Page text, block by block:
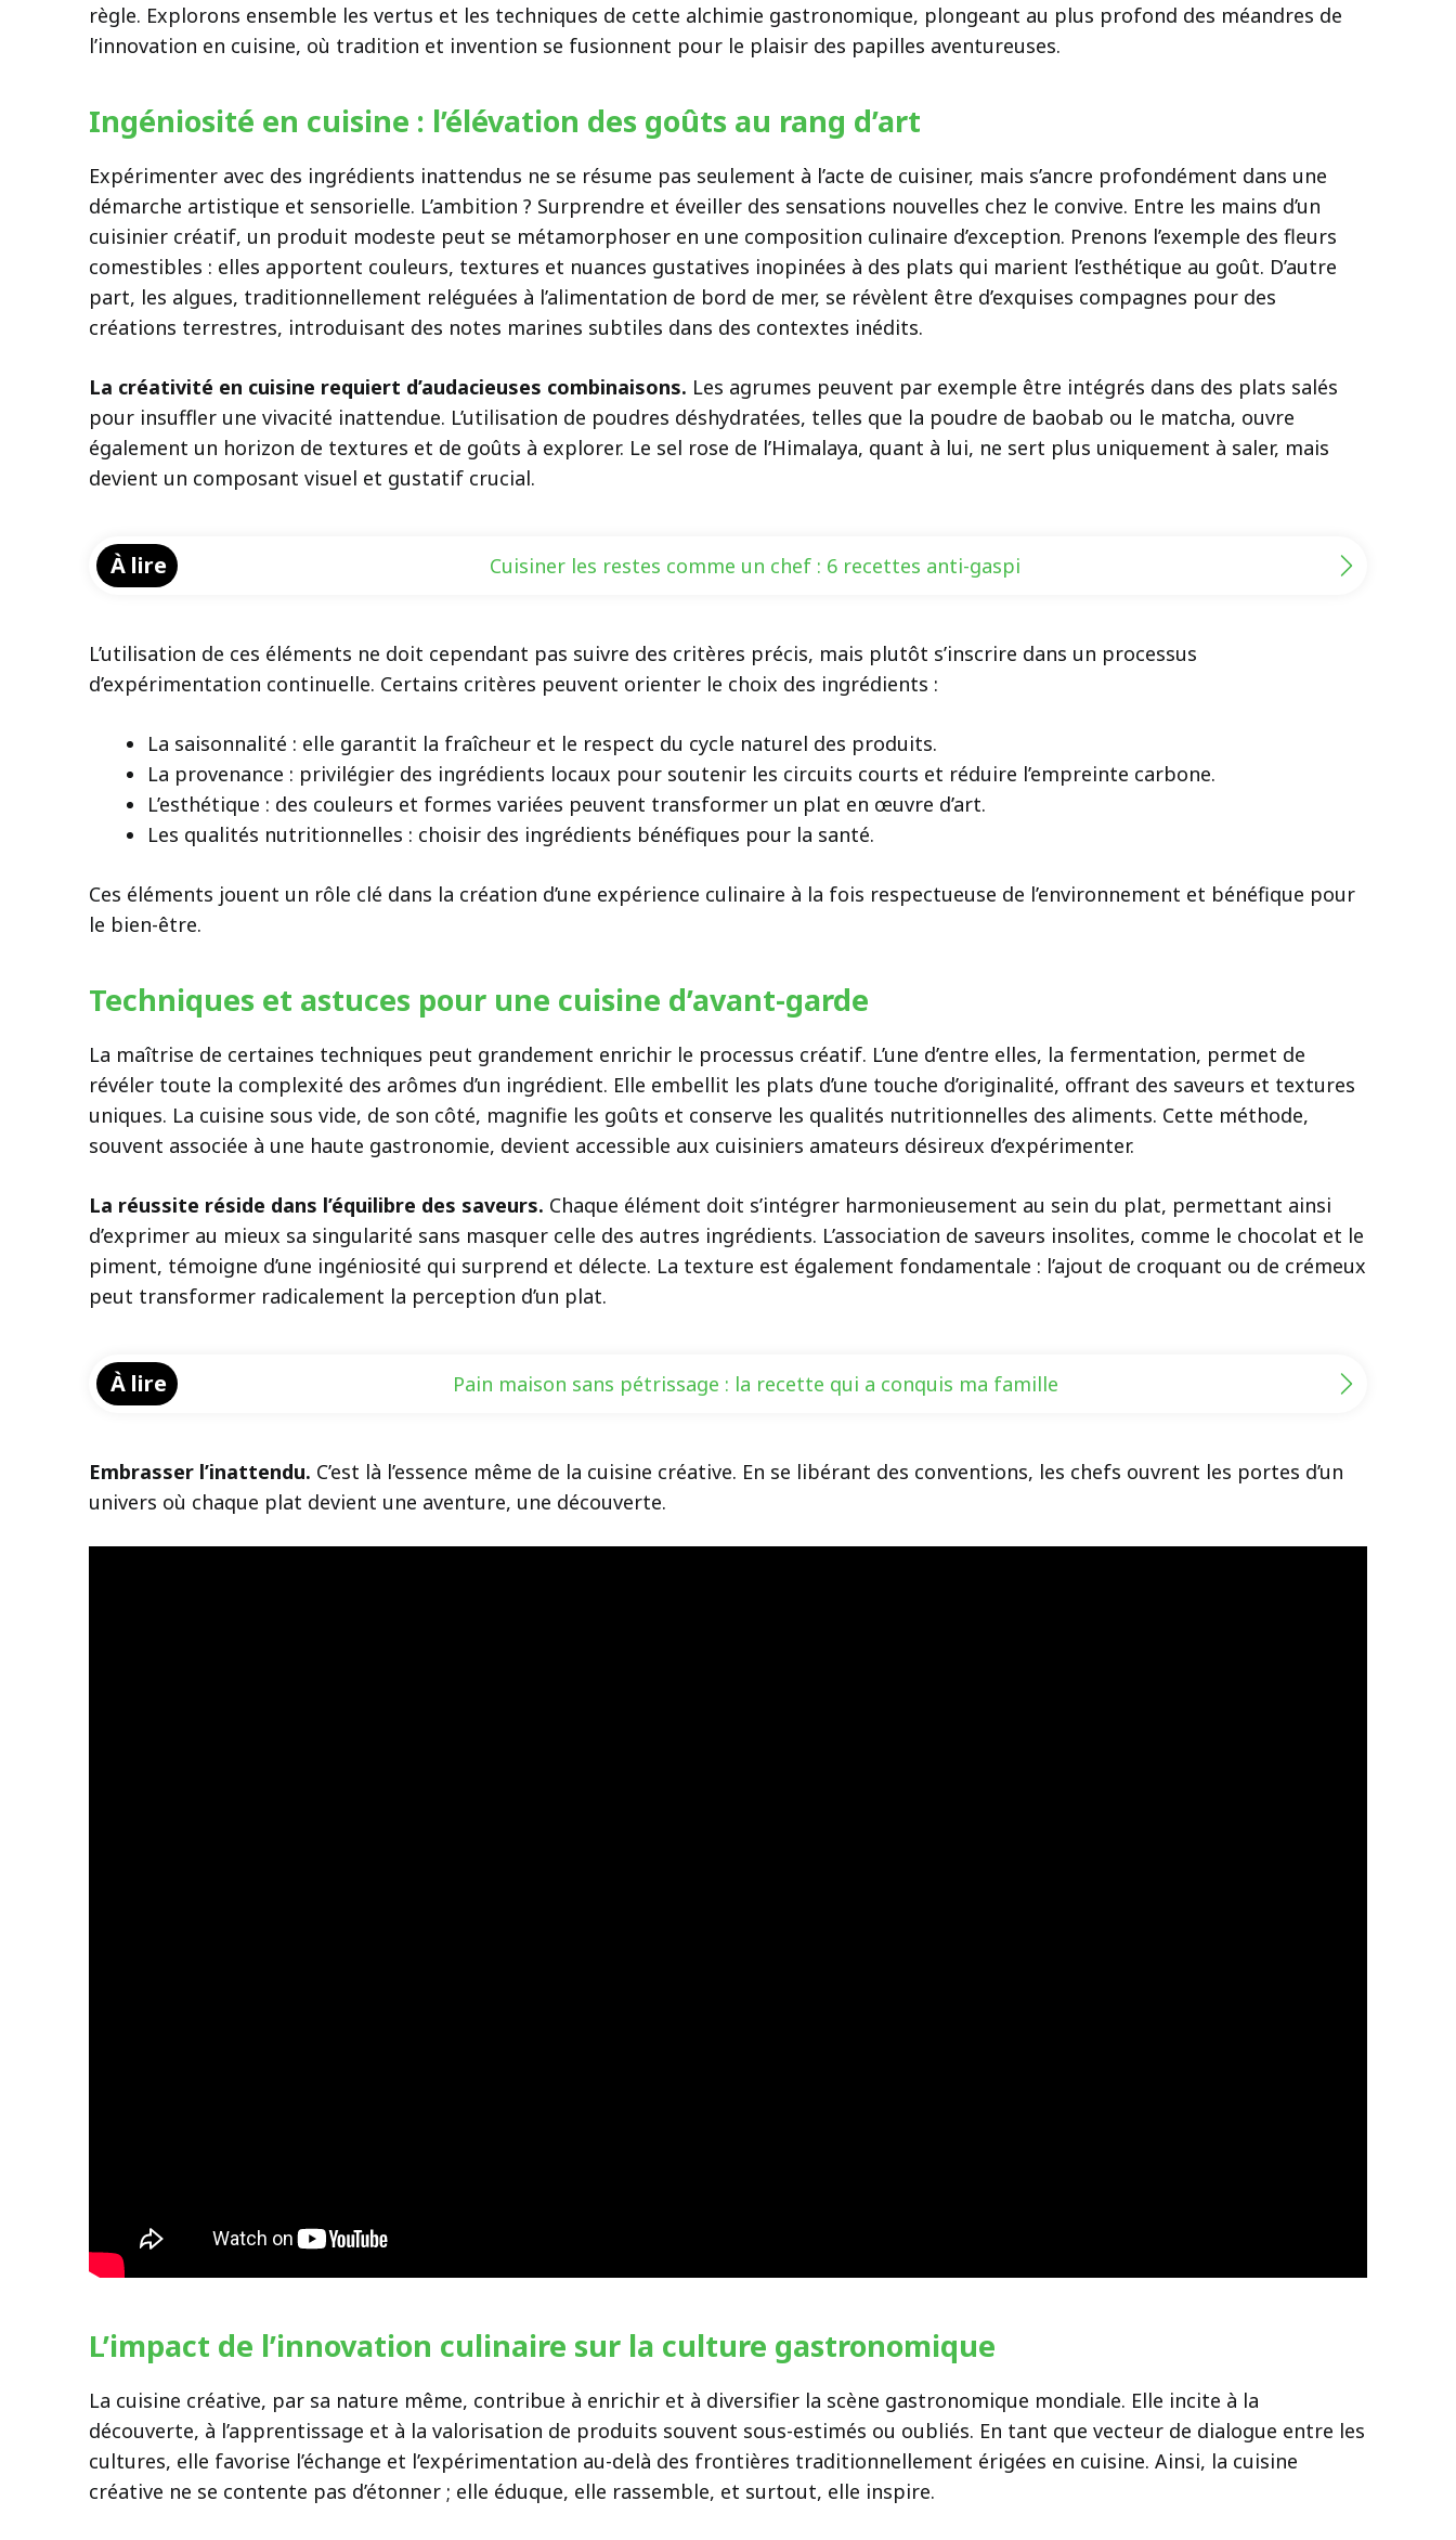
règle. Explorons ensemble les vertus et les techniques de cette alchimie gastronomique, plongeant au plus profond des méandres de
l’innovation en cuisine, où tradition et invention se fusionnent pour le plaisir des papilles aventureuses.
Ingéniosité en cuisine : l’élévation des goûts au rang d’art
Expérimenter avec des ingrédients inattendus ne se résume pas seulement à l’acte de cuisiner, mais s’ancre profondément dans une
démarche artistique et sensorielle. L’ambition ? Surprendre et éveiller des sensations nouvelles chez le convive. Entre les mains d’un
cuisinier créatif, un produit modeste peut se métamorphoser en une composition culinaire d’exception. Prenons l’exemple des fleurs
comestibles : elles apportent couleurs, textures et nuances gustatives inopinées à des plats qui marient l’esthétique au goût. D’autre
part, les algues, traditionnellement reléguées à l’alimentation de bord de mer, se révèlent être d’exquises compagnes pour des
créations terrestres, introduisant des notes marines subtiles dans des contextes inédits.
La créativité en cuisine requiert d’audacieuses combinaisons. Les agrumes peuvent par exemple être intégrés dans des plats salés
pour insuffler une vivacité inattendue. L’utilisation de poudres déshydratées, telles que la poudre de baobab ou le matcha, ouvre
également un horizon de textures et de goûts à explorer. Le sel rose de l’Himalaya, quant à lui, ne sert plus uniquement à saler, mais
devient un composant visuel et gustatif crucial.
À lire Cuisiner les restes comme un chef : 6 recettes anti-gaspi
L’utilisation de ces éléments ne doit cependant pas suivre des critères précis, mais plutôt s’inscrire dans un processus
d’expérimentation continuelle. Certains critères peuvent orienter le choix des ingrédients :
La saisonnalité : elle garantit la fraîcheur et le respect du cycle naturel des produits.
La provenance : privilégier des ingrédients locaux pour soutenir les circuits courts et réduire l’empreinte carbone.
L’esthétique : des couleurs et formes variées peuvent transformer un plat en œuvre d’art.
Les qualités nutritionnelles : choisir des ingrédients bénéfiques pour la santé.
Ces éléments jouent un rôle clé dans la création d’une expérience culinaire à la fois respectueuse de l’environnement et bénéfique pour
le bien-être.
Techniques et astuces pour une cuisine d’avant-garde
La maîtrise de certaines techniques peut grandement enrichir le processus créatif. L’une d’entre elles, la fermentation, permet de
révéler toute la complexité des arômes d’un ingrédient. Elle embellit les plats d’une touche d’originalité, offrant des saveurs et textures
uniques. La cuisine sous vide, de son côté, magnifie les goûts et conserve les qualités nutritionnelles des aliments. Cette méthode,
souvent associée à une haute gastronomie, devient accessible aux cuisiniers amateurs désireux d’expérimenter.
La réussite réside dans l’équilibre des saveurs. Chaque élément doit s’intégrer harmonieusement au sein du plat, permettant ainsi
d’exprimer au mieux sa singularité sans masquer celle des autres ingrédients. L’association de saveurs insolites, comme le chocolat et le
piment, témoigne d’une ingéniosité qui surprend et délecte. La texture est également fondamentale : l’ajout de croquant ou de crémeux
peut transformer radicalement la perception d’un plat.
À lire Pain maison sans pétrissage : la recette qui a conquis ma famille
Embrasser l’inattendu. C’est là l’essence même de la cuisine créative. En se libérant des conventions, les chefs ouvrent les portes d’un
univers où chaque plat devient une aventure, une découverte.
L’impact de l’innovation culinaire sur la culture gastronomique
La cuisine créative, par sa nature même, contribue à enrichir et à diversifier la scène gastronomique mondiale. Elle incite à la
découverte, à l’apprentissage et à la valorisation de produits souvent sous-estimés ou oubliés. En tant que vecteur de dialogue entre les
cultures, elle favorise l’échange et l’expérimentation au-delà des frontières traditionnellement érigées en cuisine. Ainsi, la cuisine
créative ne se contente pas d’étonner ; elle éduque, elle rassemble, et surtout, elle inspire.